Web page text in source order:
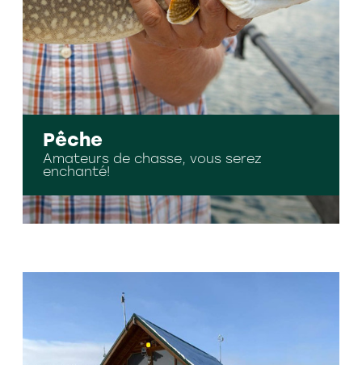
Pêche
Amateurs de chasse, vous serez
enchanté!